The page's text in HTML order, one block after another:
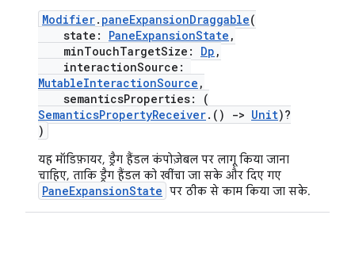
Modifier. paneExpansionDraggable(
state: PaneExpansionState ,
minTouchTargetSize: Dp ,
interactionSource:
MutableInteractionSource ,
semanticsProperties: (
SemanticsPropertyReceiver.() -> Unit)?
)
यह मॉडिफ़ायर, ड्रैग हैंडल कंपोज़ेबल पर लागू किया जाना
चाहिए, ताकि ड्रैग हैंडल को खींचा जा सके और दिए गए
PaneExpansionState पर ठीक से काम किया जा सके.